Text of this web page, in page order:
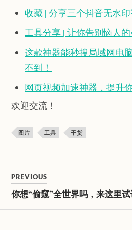
收藏 | 分享三个抖音无水
工具分享 | 让你告别恼人
这款神器能秒搜局域网电
不到！
网页视频加速神器，提升
欢迎交流！
图片 工具 干货
PREVIOUS
你想“偷窥”全世界吗，来这里试